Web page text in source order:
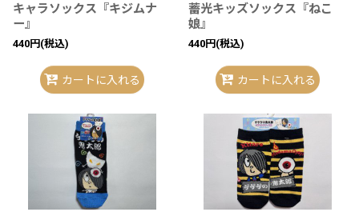
キャラソックス『キジムナ
ー』
440円 (税込)
カートに入れる
蓄光キッズソックス『ねこ
娘』
440円 (税込)
カートに入れる